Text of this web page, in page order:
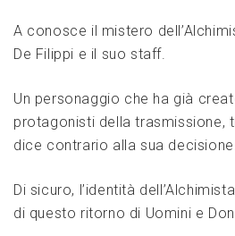
A conosce il mistero
De Filippi e il suo staff.
Un personaggio che ha già
protagonisti della trasmissione,
dice contrario alla sua
Di sicuro, l’identità
di questo ritorno di Uomini e